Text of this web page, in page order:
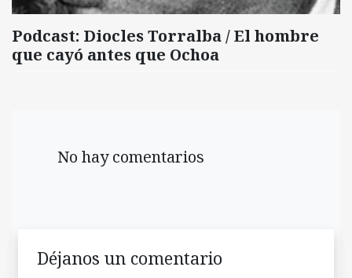
Podcast: Diocles Torralba / El hombre
que cayó antes que Ochoa
No hay comentarios
Déjanos un comentario